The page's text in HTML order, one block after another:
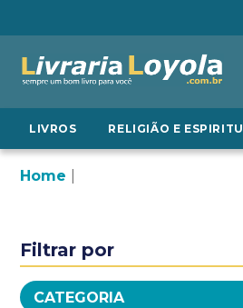
LIVROS RELIGIÃO E
Home
Filtrar por
CATEGORIA